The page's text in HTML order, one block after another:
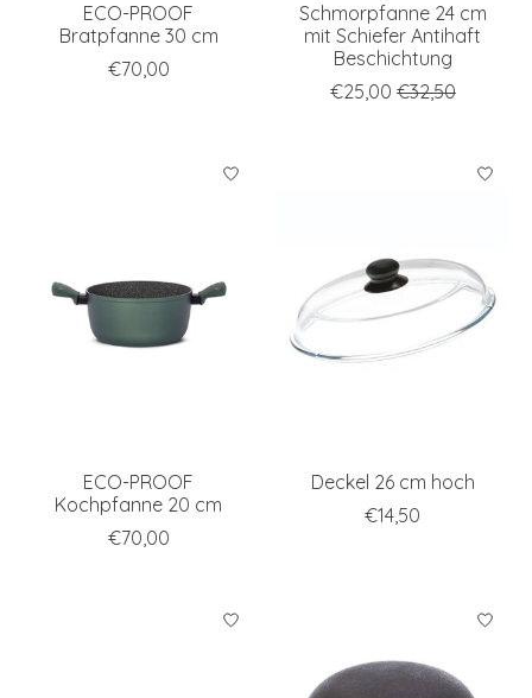
ECO-PROOF
Bratpfanne 30 cm
€70,00
Schmorpfanne 24 cm
mit Schiefer Antihaft
Beschichtung
€25,00 €32,50
ECO-PROOF
Kochpfanne 20 cm
€70,00
Deckel 26 cm hoch
€14,50